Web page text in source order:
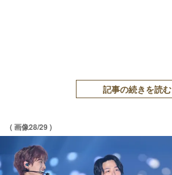
記事の続きを読む
( 画像28/29 )